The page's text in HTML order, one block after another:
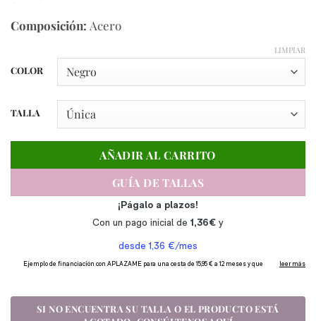
Composición: Acero
COLOR
TALLA
LIMPIAR
AÑADIR AL CARRITO
GUÍA DE TALLAS